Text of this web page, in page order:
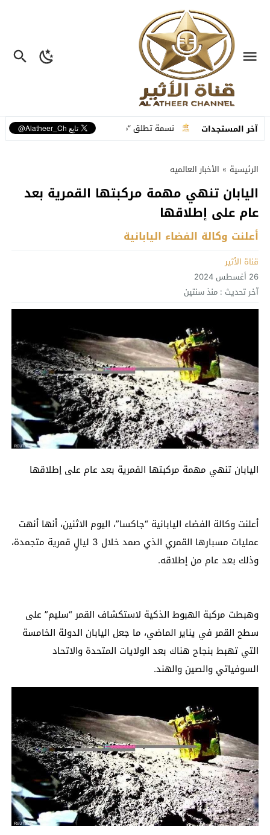
آخر المستجدات
متكاملة نسمة تطلق “ما عم بنساك”.. أغنية مصوّرة تحوّل وجع الفراق
الرئيسية » الأخبار العالميه
اليابان تنهي مهمة مركبتها القمرية بعد
عام على إطلاقها
أعلنت وكالة الفضاء اليابانية
قناة الأثير
26 أغسطس 2024
آخر تحديث : منذ سنتين
اليابان تنهي مهمة مركبتها القمرية بعد عام على إطلاقها
أعلنت وكالة الفضاء اليابانية “جاكسا”، اليوم الاثنين، أنها أنهت
عمليات مسبارها القمري الذي صمد خلال 3 ليالٍ قمرية متجمدة،
وذلك بعد عام من إطلاقه.
وهبطت مركبة الهبوط الذكية لاستكشاف القمر “سليم” على
سطح القمر في يناير الماضي، ما جعل اليابان الدولة الخامسة
التي تهبط بنجاح هناك بعد الولايات المتحدة والاتحاد
السوفياتي والصين والهند.